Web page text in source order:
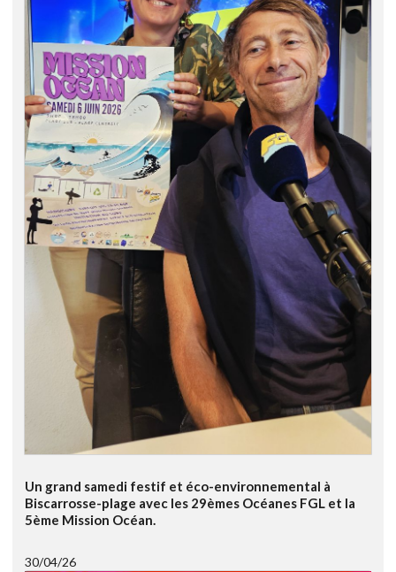
Un grand samedi festif et éco-environnemental à
Biscarrosse-plage avec les 29èmes Océanes FGL et la
5ème Mission Océan.
30/04/26